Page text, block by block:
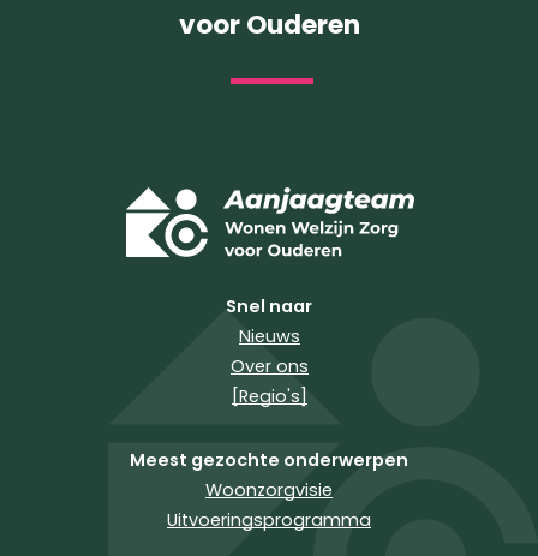
voor Ouderen
Snel naar
Nieuws
Over ons
[Regio's]
Meest gezochte onderwerpen
Woonzorgvisie
Uitvoeringsprogramma